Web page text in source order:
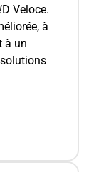
Veloce.
à
à un